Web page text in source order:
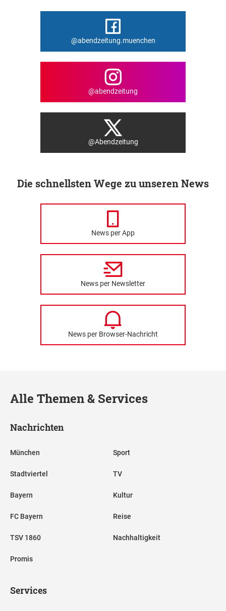
@abendzeitung.muenchen
@abendzeitung
@Abendzeitung
Die schnellsten Wege zu unseren News
News per App
News per Newsletter
News per Browser-Nachricht
Alle Themen & Services
Nachrichten
München
Stadtviertel
Bayern
FC Bayern
TSV 1860
Promis
Sport
TV
Kultur
Reise
Nachhaltigkeit
Services